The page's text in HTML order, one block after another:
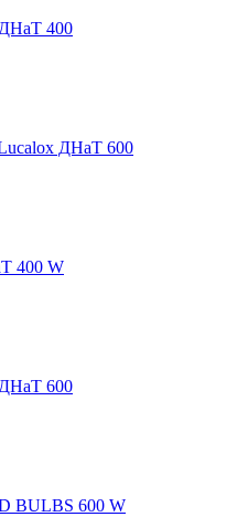
400
ДНаТ 600
400 W
600
BULBS 600 W